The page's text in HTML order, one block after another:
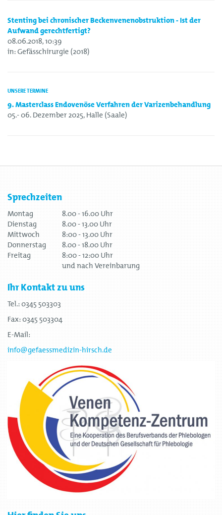
Stenting bei chronischer Beckenvenenobstruktion - Ist der
Aufwand gerechtfertigt?
08.06.2018, 10:39
in: Gefässchirurgie (2018)
UNSERE TERMINE
9. Masterclass Endovenöse Verfahren der Varizenbehandlung
05.- 06. Dezember 2025, Halle (Saale)
Sprechzeiten
Montag
8.00 - 16.00 Uhr
Dienstag
8.00 - 13.00 Uhr
Mittwoch
8:00 - 13.00 Uhr
Donnerstag
8.00 - 18.00 Uhr
Freitag
8:00 - 12:00 Uhr
und nach Vereinbarung
Ihr Kontakt zu uns
Tel.: 0345 503303
Fax: 0345 503304
E-Mail:
info@gefaessmedizin-hirsch.de